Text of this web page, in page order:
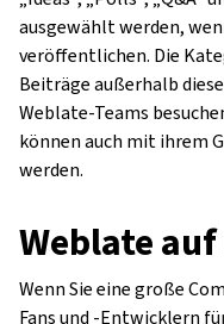
ausgewählt werden,
veröffentlichen. Die
Beiträge außerhalb
Weblate-Teams
können auch mit ihrem
werden.
Weblate
Wenn Sie eine große
Fans und -Entwicklern